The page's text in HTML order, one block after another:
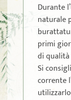
Durante
naturale
primi
di
Si
corrente